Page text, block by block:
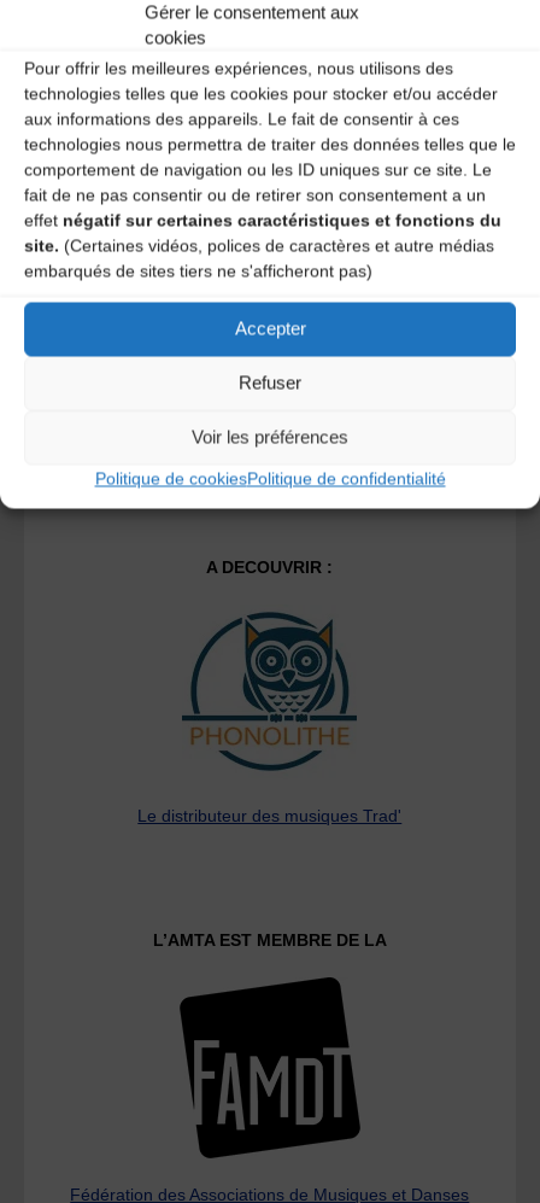
Gérer le consentement aux
cookies
Pour offrir les meilleures expériences, nous utilisons des
technologies telles que les cookies pour stocker et/ou accéder
aux informations des appareils. Le fait de consentir à ces
technologies nous permettra de traiter des données telles que le
comportement de navigation ou les ID uniques sur ce site. Le
fait de ne pas consentir ou de retirer son consentement a un
effet négatif sur certaines caractéristiques et fonctions du
site. (Certaines vidéos, polices de caractères et autre médias
embarqués de sites tiers ne s'afficheront pas)
Accepter
Refuser
Voir les préférences
Politique de cookiesPolitique de confidentialité
Save my name, email, and site URL in my browser for next
time I post a comment.
Ce site utilise Akismet pour réduire les indésirables.
commentaires sont traitées
A DECOUVRIR :
Le distributeur des musiques Trad'
L’AMTA EST MEMBRE DE LA
Fédération des Associations de Musiques et Danses